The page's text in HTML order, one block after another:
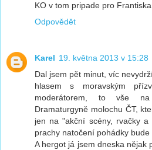
KO v tom pripade pro Frantiska..
Odpovědět
Karel 19. května 2013 v 15:28
Dal jsem pět minut, víc
hlasem s moravským
moderátorem, to vše
Dramaturgyně molochu ČT,
jen na "akční scény, rvačky
prachy natočení pohádky bude
A hergot já jsem dneska nějak